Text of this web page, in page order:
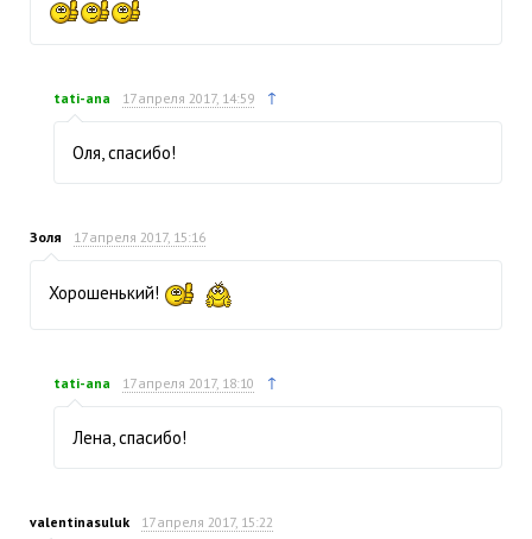
tati-ana 17 апреля 2017, 14:59 ↑
Оля, спасибо!
Золя 17 апреля 2017, 15:16
Хорошенький!
tati-ana 17 апреля 2017, 18:10 ↑
Лена, спасибо!
valentinasuluk 17 апреля 2017, 15:22